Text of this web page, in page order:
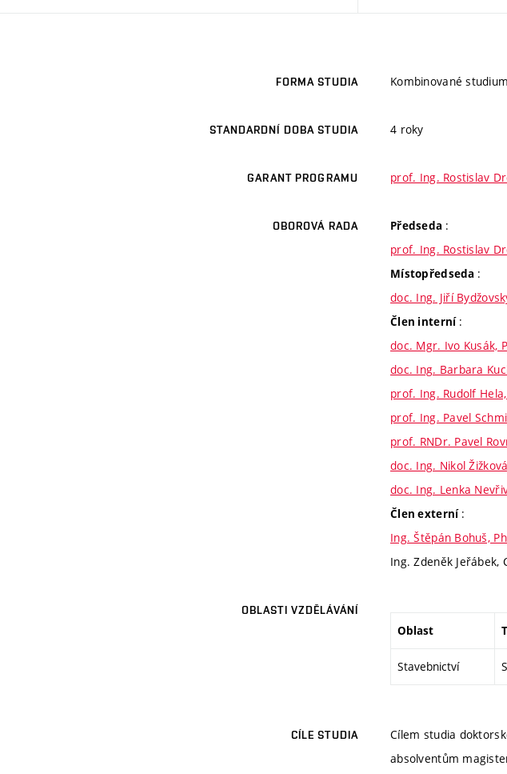
FORMA STUDIA Kombinované studium
STANDARDNÍ DOBA STUDIA 4 roky
GARANT PROGRAMU prof. Ing. Rostislav
OBOROVÁ RADA Předseda :
prof. Ing. Rostislav
Místopředseda :
doc. Ing. Jiří
Člen interní :
doc. Mgr. Ivo Kusák,
doc. Ing. Barbara
prof. Ing. Rudolf
prof. Ing. Pavel
prof. RNDr. Pavel
doc. Ing. Nikol
doc. Ing. Lenka
Člen externí :
Ing. Štěpán Bohuš,
Ing. Zdeněk Jeřábek,
OBLASTI VZDĚLÁVÁNÍ
Oblast
Stavebnictví
CÍLE STUDIA
Cílem studia
absolventům